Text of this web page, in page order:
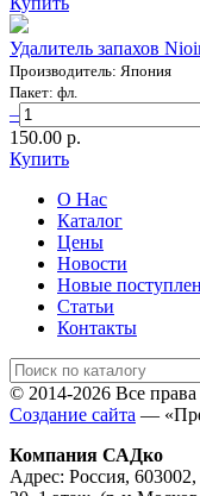
Удалитель запахов
Производитель: Япония
Пакет: фл.
–
150.00 p.
Купить
О Нас
Каталог
Цены
Новости
Новые
Статьи
Контакты
© 2014-2026 Все
Создание сайта —
Компания САДко
Адрес: Россия,